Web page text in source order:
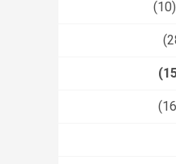
(10)